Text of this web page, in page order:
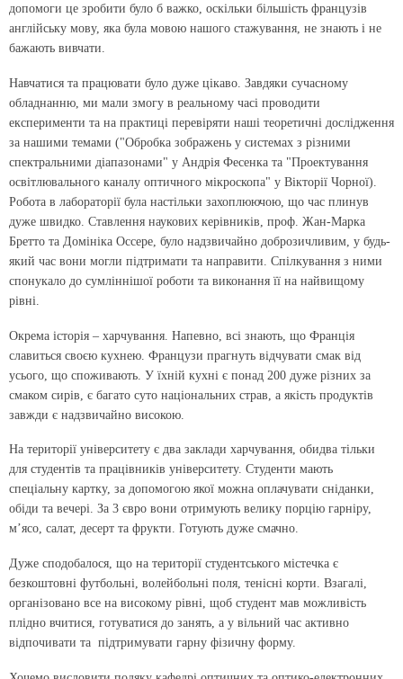
допомоги це зробити було б важко, оскільки більшість французів
англійську мову, яка була мовою нашого стажування, не знають і не
бажають вивчати.
Навчатися та працювати було дуже цікаво. Завдяки сучасному
обладнанню, ми мали змогу в реальному часі проводити
експерименти та на практиці перевіряти наші теоретичні дослідження
за нашими темами ("Обробка зображень у системах з різними
спектральними діапазонами" у Андрія Фесенка та "Проектування
освітлювального каналу оптичного мікроскопа" у Вікторії Чорної).
Робота в лабораторії була настільки захоплюючою, що час плинув
дуже швидко. Ставлення наукових керівників, проф. Жан-Марка
Бретто та Домініка Оссере, було надзвичайно доброзичливим, у будь-
який час вони могли підтримати та направити. Спілкування з ними
спонукало до сумліннішої роботи та виконання її на найвищому
рівні.
Окрема історія – харчування. Напевно, всі знають, що Франція
славиться своєю кухнею. Французи прагнуть відчувати смак від
усього, що споживають. У їхній кухні є понад 200 дуже різних за
смаком сирів, є багато суто національних страв, а якість продуктів
завжди є надзвичайно високою.
На території університету є два заклади харчування, обидва тільки
для студентів та працівників університету. Студенти мають
спеціальну картку, за допомогою якої можна оплачувати сніданки,
обіди та вечері. За 3 євро вони отримують велику порцію гарніру,
м’ясо, салат, десерт та фрукти. Готують дуже смачно.
Дуже сподобалося, що на території студентського містечка є
безкоштовні футбольні, волейбольні поля, тенісні корти. Взагалі,
організовано все на високому рівні, щоб студент мав можливість
плідно вчитися, готуватися до занять, а у вільний час активно
відпочивати та підтримувати гарну фізичну форму.